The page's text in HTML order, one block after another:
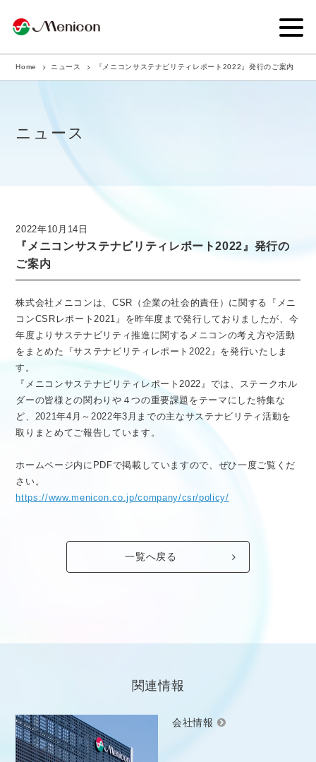
企業情報
商品サイト
ニュース
採用情報
医療従事者向け情報 GLOBAL
Home ニュース 『メニコンサステナビリティレポート2022』発行のご案内
ニュース
2022年10月14日
『メニコンサステナビリティレポート2022』発行の
ご案内
株式会社メニコンは、CSR（企業の社会的責任）に関する『メニ
コンCSRレポート2021』を昨年度まで発行しておりましたが、今
年度よりサステナビリティ推進に関するメニコンの考え方や活動
をまとめた『サステナビリティレポート2022』を発行いたしま
す。
『メニコンサステナビリティレポート2022』では、ステークホル
ダーの皆様との関わりや４つの重要課題をテーマにした特集な
ど、2021年4月～2022年3月までの主なサステナビリティ活動を
取りまとめてご報告しています。
ホームページ内にPDFで掲載していますので、ぜひ一度ご覧くだ
さい。
https://www.menicon.co.jp/company/csr/policy/
一覧へ戻る
関連情報
会社情報